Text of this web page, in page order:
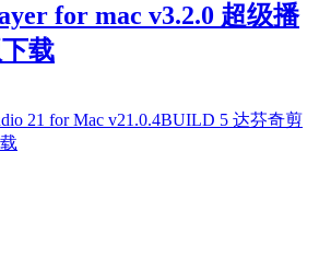
for mac v3.2.0 超级播
载